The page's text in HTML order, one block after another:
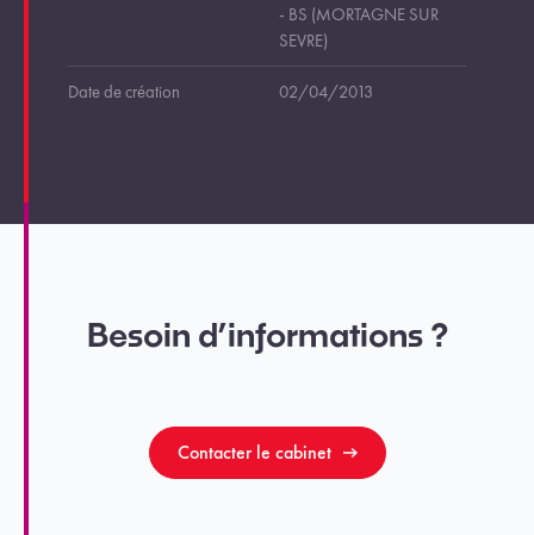
- BS (MORTAGNE SUR
SEVRE)
Date de création 02/04/2013
Besoin d’informations ?
Contacter le cabinet